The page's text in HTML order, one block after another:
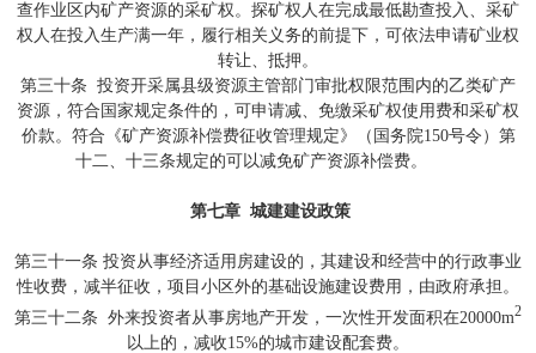
查作业区内矿产资源的采矿权。探矿权人在完成最低勘查投入、采矿
权人在投入生产满一年，履行相关义务的前提下，可依法申请矿业权
转让、抵押。
第三十条 投资开采属县级资源主管部门审批权限范围内的乙类矿产
资源，符合国家规定条件的，可申请减、免缴采矿权使用费和采矿权
价款。符合《矿产资源补偿费征收管理规定》（国务院150号令）第
十二、十三条规定的可以减免矿产资源补偿费。
第七章 城建建设政策
第三十一条 投资从事经济适用房建设的，其建设和经营中的行政事业
性收费，减半征收，项目小区外的基础设施建设费用，由政府承担。
第三十二条 外来投资者从事房地产开发，一次性开发面积在20000m2
以上的，减收15%的城市建设配套费。